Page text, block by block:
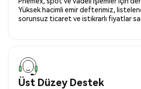
Yüksek hacimli emir defterimiz,
sorunsuz ticaret ve istikrarlı fiyatlar
Üst Düzey Destek